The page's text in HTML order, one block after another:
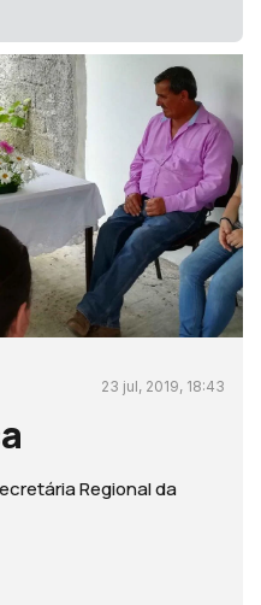
23 jul, 2019, 18:43
Regional da